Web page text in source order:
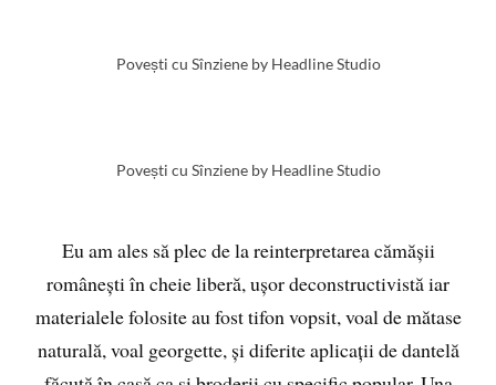
Povești cu Sînziene by Headline Studio
Povești cu Sînziene by Headline Studio
Eu am ales să plec de la reinterpretarea cămășii
românești în cheie liberă, ușor deconstructivistă iar
materialele folosite au fost tifon vopsit, voal de mătase
naturală, voal georgette, și diferite aplicații de dantelă